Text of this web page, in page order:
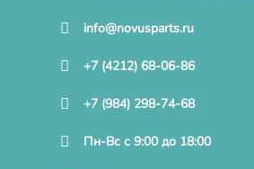
info@novusparts.ru
+7 (4212) 68-06-86
+7 (984) 298-74-68
Пн-Вс с 9:00 до 18:00